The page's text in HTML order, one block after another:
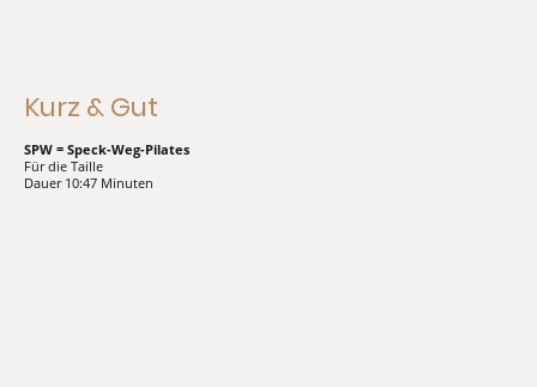
Kurz & Gut
SPW = Speck-Weg-Pilates
Für die Taille
Dauer 10:47 Minuten